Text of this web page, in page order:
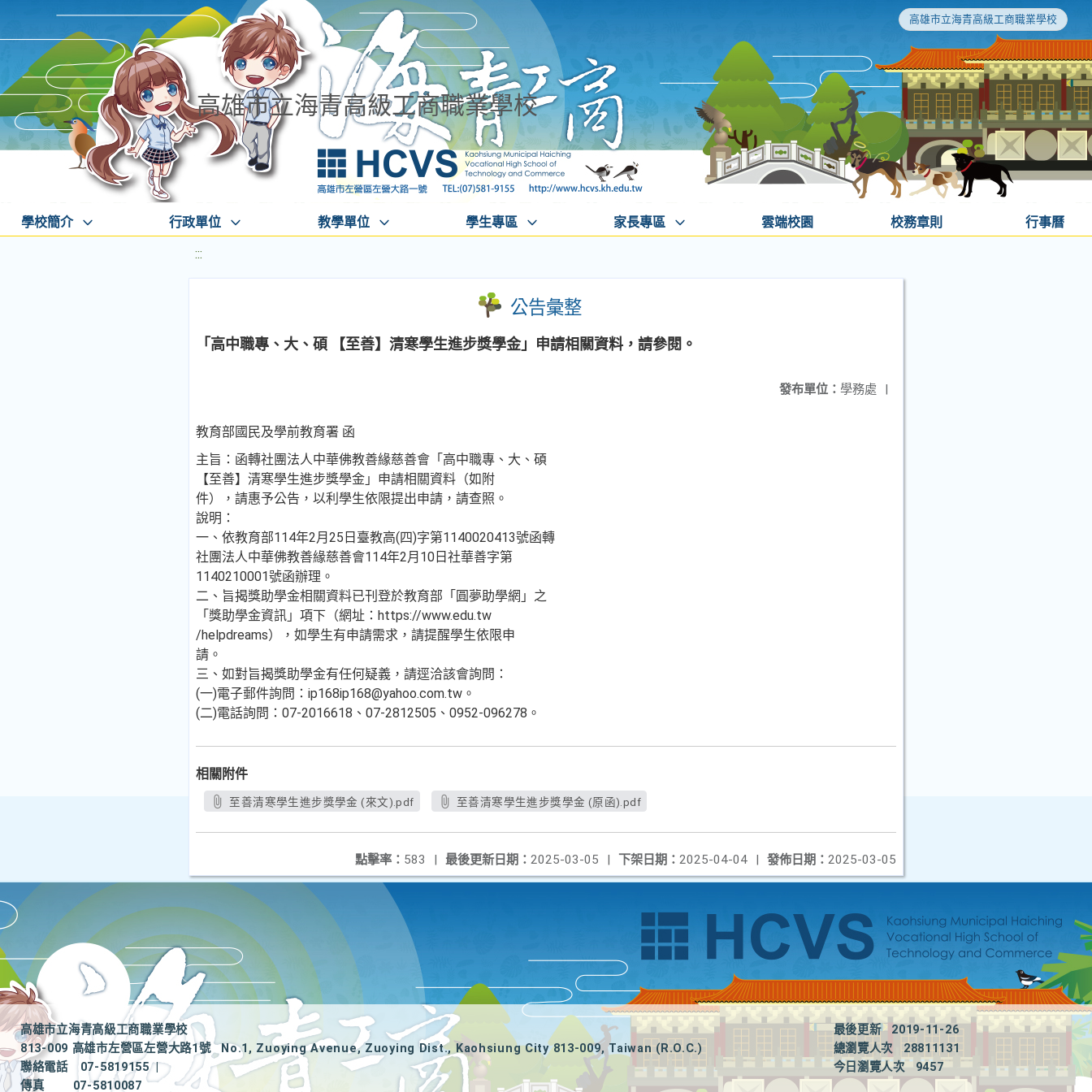
高雄市立海青高級工商職業學校
高雄市立海青高級工商職業學校
學校簡介 行政單位 教學單位 學生專區 家長專區 雲端校園 校務章則 行事曆
:::
公告彙整
「高中職專、大、碩 【至善】清寒學生進步獎學金」申請相關資料，請參閱。
發布單位： 學務處 |
教育部國民及學前教育署 函
主旨：函轉社團法人中華佛教善緣慈善會「高中職專、大、碩
【至善】清寒學生進步獎學金」申請相關資料（如附
件），請惠予公告，以利學生依限提出申請，請查照。
說明：
一、依教育部114年2月25日臺教高(四)字第1140020413號函轉
社團法人中華佛教善緣慈善會114年2月10日社華善字第
1140210001號函辦理。
二、旨揭獎助學金相關資料已刊登於教育部「圓夢助學網」之
「獎助學金資訊」項下（網址：https://www.edu.tw
/helpdreams），如學生有申請需求，請提醒學生依限申
請。
三、如對旨揭獎助學金有任何疑義，請逕洽該會詢問：
(一)電子郵件詢問：ip168ip168@yahoo.com.tw。
(二)電話詢問：07-2016618、07-2812505、0952-096278。
相關附件
至善清寒學生進步獎學金 (來文).pdf 至善清寒學生進步獎學金 (原函).pdf
發佈日期： 2025-03-05
下架日期： 2025-04-04 |
最後更新日期： 2025-03-05 |
點擊率： 583 |
高雄市立海青高級工商職業學校
813-009 高雄市左營區左營大路1號
No.1, Zuoying Avenue, Zuoying Dist., Kaohsiung City 813-009, Taiwan (R.O.C.)
聯絡電話
07-5819155
|
傳真
07-5810087
最後更新
2019-11-26
總瀏覽人次
28811131
今日瀏覽人次
9457